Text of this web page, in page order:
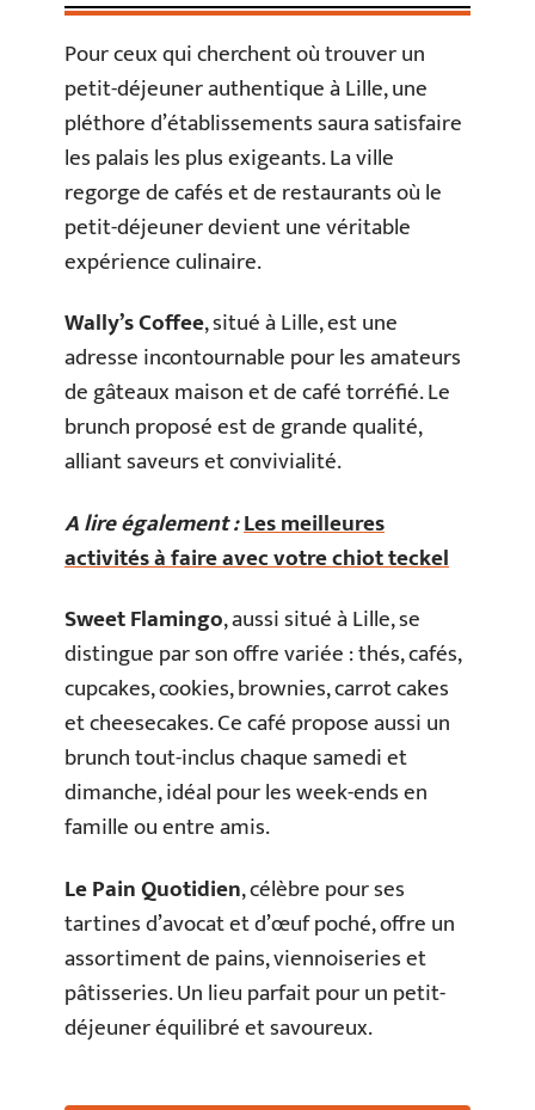
Pour ceux qui cherchent où trouver un
petit-déjeuner authentique à Lille, une
pléthore d’établissements saura satisfaire
les palais les plus exigeants. La ville
regorge de cafés et de restaurants où le
petit-déjeuner devient une véritable
expérience culinaire.
Wally’s Coffee, situé à Lille, est une
adresse incontournable pour les amateurs
de gâteaux maison et de café torréfié. Le
brunch proposé est de grande qualité,
alliant saveurs et convivialité.
A lire également :Les meilleures
activités à faire avec votre chiot teckel
Sweet Flamingo, aussi situé à Lille, se
distingue par son offre variée : thés, cafés,
cupcakes, cookies, brownies, carrot cakes
et cheesecakes. Ce café propose aussi un
brunch tout-inclus chaque samedi et
dimanche, idéal pour les week-ends en
famille ou entre amis.
Le Pain Quotidien, célèbre pour ses
tartines d’avocat et d’œuf poché, offre un
assortiment de pains, viennoiseries et
pâtisseries. Un lieu parfait pour un petit-
déjeuner équilibré et savoureux.